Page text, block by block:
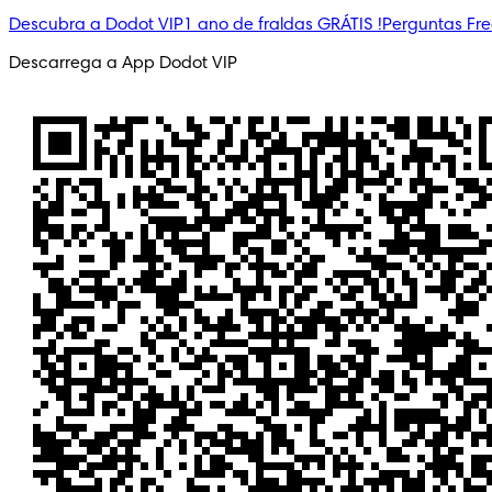
Descubra a Dodot VIP1 ano de fraldas GRÁTIS !Perguntas
Descarrega a App Dodot VIP